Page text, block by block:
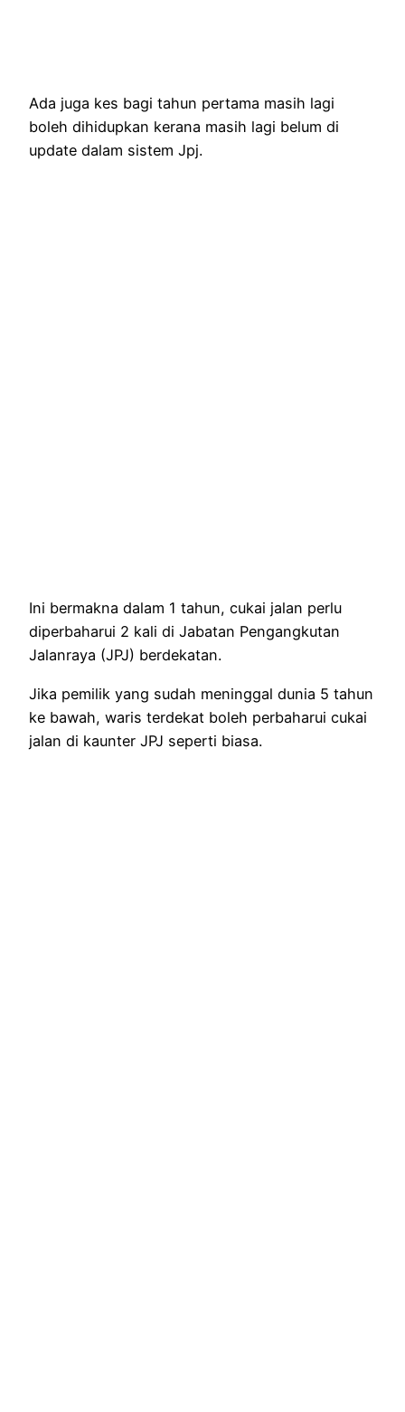
Ada juga kes bagi tahun pertama masih lagi
boleh dihidupkan kerana masih lagi belum di
update dalam sistem Jpj.
Ini bermakna dalam 1 tahun, cukai jalan perlu
diperbaharui 2 kali di Jabatan Pengangkutan
Jalanraya (JPJ) berdekatan.
Jika pemilik yang sudah meninggal dunia 5 tahun
ke bawah, waris terdekat boleh perbaharui cukai
jalan di kaunter JPJ seperti biasa.